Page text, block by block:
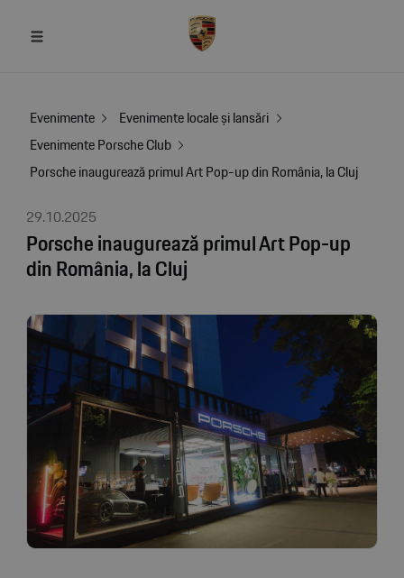
Evenimente
Evenimente locale și lansări
Evenimente Porsche Club
Porsche inaugurează primul Art Pop-up din România, la Cluj
29.10.2025
Porsche inaugurează primul Art Pop-up
din România, la Cluj